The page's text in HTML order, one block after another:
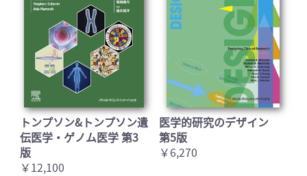
トンプソン&トンプソン遺
伝医学・ゲノム医学 第3
版
￥12,100
医学的研究のデザイン
第5版
￥6,270